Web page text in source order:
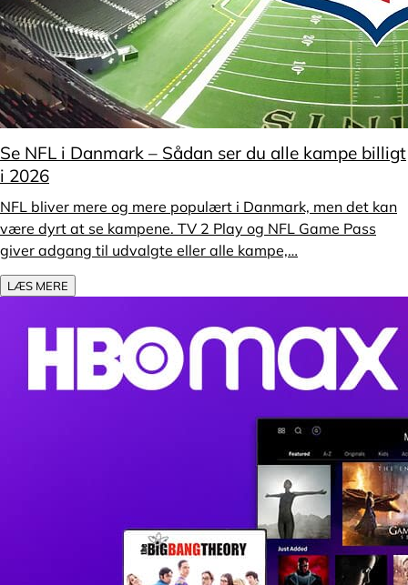
Se NFL i Danmark – Sådan ser du alle kampe billigt
i 2026
NFL bliver mere og mere populært i Danmark, men det kan
være dyrt at se kampene. TV 2 Play og NFL Game Pass
giver adgang til udvalgte eller alle kampe,…
LÆS MERE